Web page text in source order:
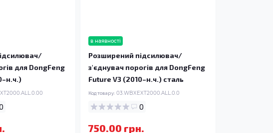
для DongFeng
в наявності
Розширений підсилювач/
з'єднувач порогів для DongFeng
Future V3 (2010–н.ч.) сталь
Код товару: 03.WBXEXT2000.ALL.0.0
0
750.00 грн.